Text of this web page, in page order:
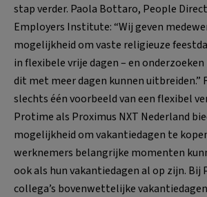
stap verder. Paola Bottaro, People
Employers Institute: “Wij geven
mogelijkheid om vaste religieuze
in flexibele vrije dagen – en
dit met meer dagen kunnen uitbreiden.”
slechts één voorbeeld van een flexibel
Protime als Proximus NXT Nederland
mogelijkheid om vakantiedagen te
werknemers belangrijke momenten
ook als hun vakantiedagen al op zijn.
collega’s bovenwettelijke